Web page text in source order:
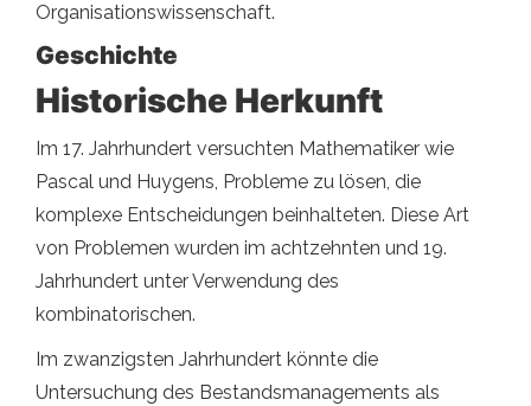
Organisationswissenschaft.
Geschichte
Historische Herkunft
Im 17. Jahrhundert versuchten Mathematiker wie
Pascal und Huygens, Probleme zu lösen, die
komplexe Entscheidungen beinhalteten. Diese Art
von Problemen wurden im achtzehnten und 19.
Jahrhundert unter Verwendung des
kombinatorischen.
Im zwanzigsten Jahrhundert könnte die
Untersuchung des Bestandsmanagements als